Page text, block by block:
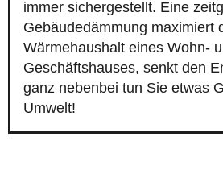
immer sichergestellt. Eine
Gebäudedämmung maximiert
Wärmehaushalt eines Wohn-
Geschäftshauses, senkt den
ganz nebenbei tun Sie etwas
Umwelt!